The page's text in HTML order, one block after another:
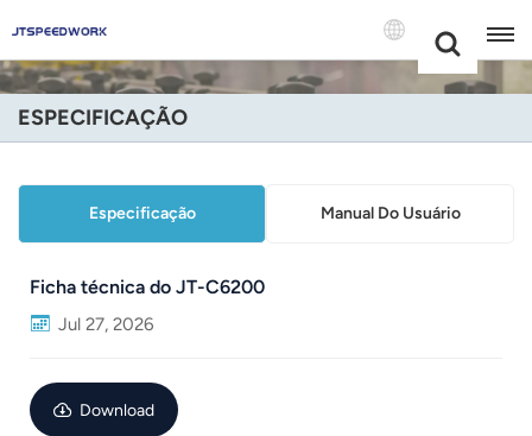
+86 -18681515767
English
ESPECIFICAÇÃO
Especificação Manual Do Usuário
Ficha técnica do JT-C6200
Jul 27, 2026
Download